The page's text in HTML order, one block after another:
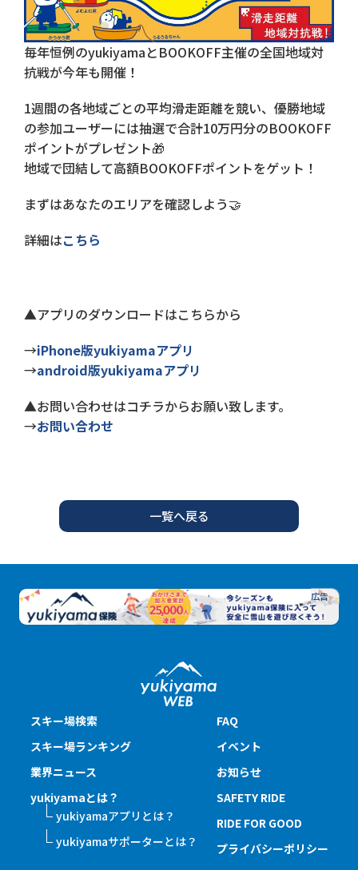
毎年恒例のyukiyamaとBOOKOFF主催の全国地域対
抗戦が今年も開催！
1週間の各地域ごとの平均滑走距離を競い、優勝地域
の参加ユーザーには抽選で合計10万円分のBOOKOFF
ポイントがプレゼント🎁
地域で団結して高額BOOKOFFポイントをゲット！
まずはあなたのエリアを確認しよう🤝
詳細はこちら
▲アプリのダウンロードはこちらから
→iPhone版yukiyamaアプリ
→android版yukiyamaアプリ
▲お問い合わせはコチラからお願い致します。
→お問い合わせ
一覧へ戻る
スキー場検索
スキー場ランキング
業界ニュース
yukiyamaとは？
yukiyamaアプリとは？
yukiyamaサポーターとは？
FAQ
イベント
お知らせ
SAFETY RIDE
RIDE FOR GOOD
プライバシーポリシー